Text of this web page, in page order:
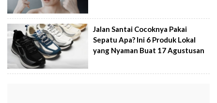
Jalan Santai Cocoknya Pakai
Sepatu Apa? Ini 6 Produk Lokal
yang Nyaman Buat 17 Agustusan